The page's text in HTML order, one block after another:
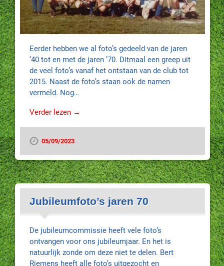
Eerder hebben we al foto’s gedeeld van de jaren
’40 tot en met de jaren ’70. Ditmaal een greep uit
de veel foto’s vanaf het ontstaan van de club tot
2015. Naast de foto’s staan ook de namen
vermeld. Nog…
Verder lezen →
05/09/2023
Jubileumfoto’s jaren 70
De jubileumcommissie heeft vele foto’s
ontvangen voor ons jubileumjaar. En het is
natuurlijk zonde om deze niet te delen. Bert
Riemens heeft alle foto’s uitgezocht en